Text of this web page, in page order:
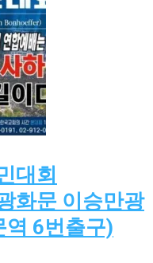
대회
화문 이승만광
역 6번출구)